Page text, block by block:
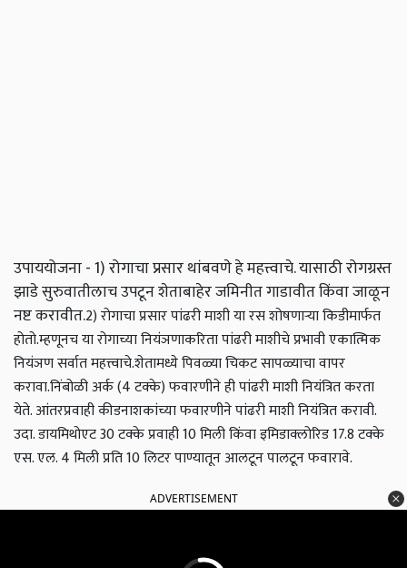
उपाययोजना - 1) रोगाचा प्रसार थांबवणे हे महत्त्वाचे. यासाठी रोगग्रस्त
झाडे सुरुवातीलाच उपटून शेताबाहेर जमिनीत गाडावीत किंवा जाळून
नष्ट करावीत.2) रोगाचा प्रसार पांढरी माशी या रस शोषणार्‍या किडीमार्फत
होतो.म्हणूनच या रोगाच्या नियंञणाकरिता पांढरी माशीचे प्रभावी एकात्मिक
नियंञण सर्वात महत्त्वाचे.शेतामध्ये पिवळ्या चिकट सापळ्याचा वापर
करावा.निंबोळी अर्क (4 टक्के) फवारणीने ही पांढरी माशी नियंत्रित करता
येते. आंतरप्रवाही कीडनाशकांच्या फवारणीने पांढरी माशी नियंत्रित करावी.
उदा. डायमिथोएट 30 टक्के प्रवाही 10 मिली किंवा इमिडाक्लोरिड 17.8 टक्के
एस. एल. 4 मिली प्रति 10 लिटर पाण्यातून आलटून पालटून फवारावे.
ADVERTISEMENT